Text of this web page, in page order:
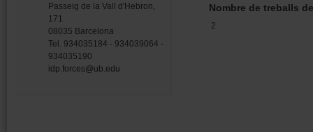
Passeig de la Vall d'Hebron,
171
08035 Barcelona
Tel. 934035184 - 934039064 -
934035190
idp.forces@ub.edu
Nombre de treballs
2